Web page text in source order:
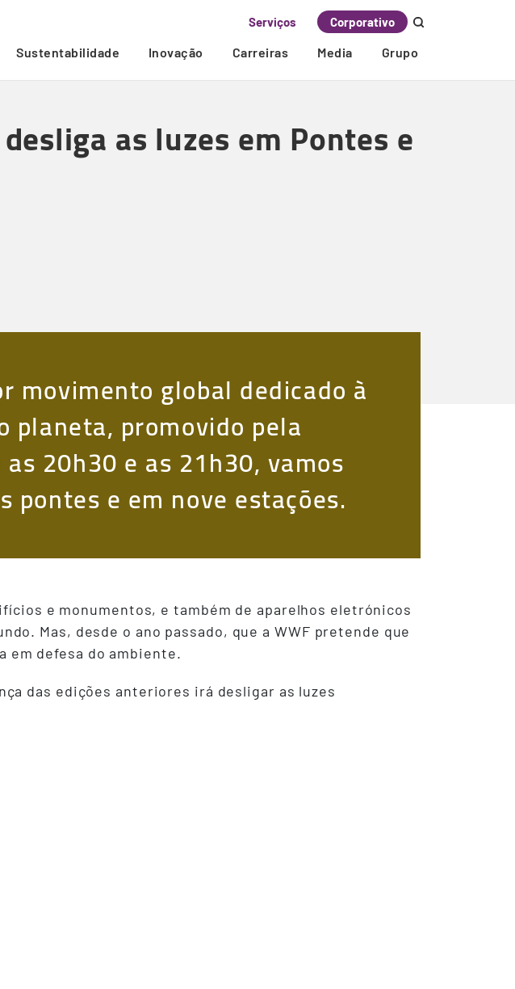
Serviços Corporativo
Sustentabilidade Inovação Carreiras Media Grupo
as luzes em Pontes e
movimento global dedicado à
planeta, promovido pela
20h30 e as 21h30, vamos
pontes e em nove estações.
e monumentos, e também de aparelhos eletrónicos
Mas, desde o ano passado, que a WWF pretende que
em defesa do ambiente.
das edições anteriores irá desligar as luzes